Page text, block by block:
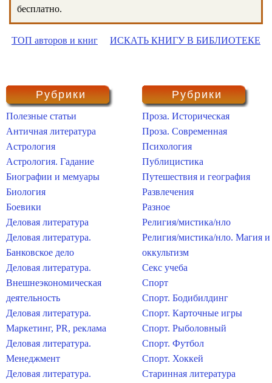
бесплатно.
ТОП авторов и книг ИСКАТЬ КНИГУ В БИБЛИОТЕКЕ
Рубрики
Полезные статьи
Античная литература
Астрология
Астрология. Гадание
Биографии и мемуары
Биология
Боевики
Деловая литература
Деловая литература.
Банковское дело
Деловая литература.
Внешнеэкономическая
деятельность
Деловая литература.
Маркетинг, PR, реклама
Деловая литература.
Менеджмент
Деловая литература.
Рубрики
Проза. Историческая
Проза. Современная
Психология
Публицистика
Путешествия и география
Развлечения
Разное
Религия/мистика/нло
Религия/мистика/нло. Магия и
оккультизм
Секс учеба
Спорт
Спорт. Бодибилдинг
Спорт. Карточные игры
Спорт. Рыболовный
Спорт. Футбол
Спорт. Хоккей
Старинная литература